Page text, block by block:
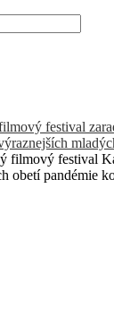
festival
filmový festival
obetí pandémie